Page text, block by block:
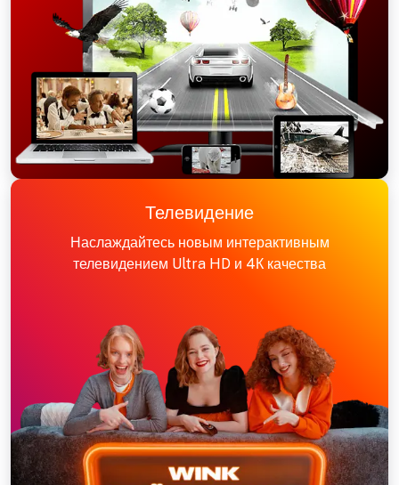
Телевидение
Наслаждайтесь новым интерактивным
телевидением Ultra HD и 4К качества